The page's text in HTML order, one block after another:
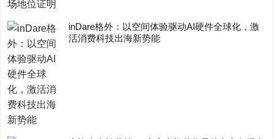
inDare格外：以空间体验驱动AI硬件全球化，激
活消费科技出海新势能